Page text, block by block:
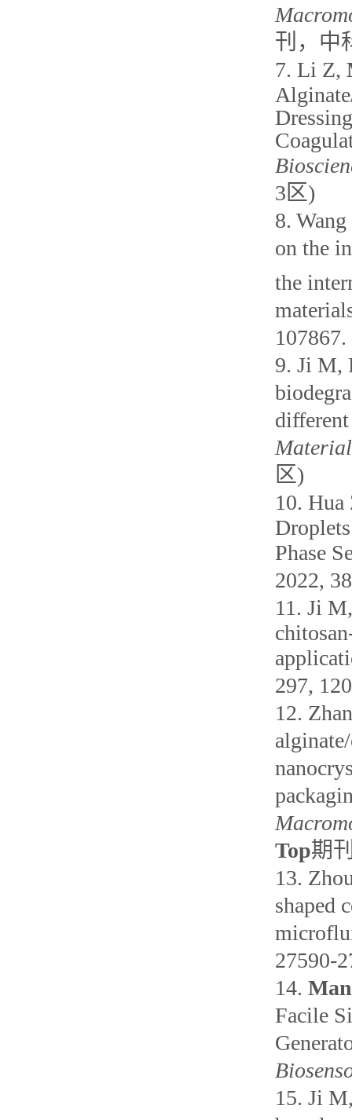
刊，中
7. Li Z,
3 区)
8.
on the
the
107867.
9. Ji M,
区)
10.
Phase
2022,
11. Ji
297,
12.
Top期
13.
shaped
27590-
14.
Facile
15. Ji